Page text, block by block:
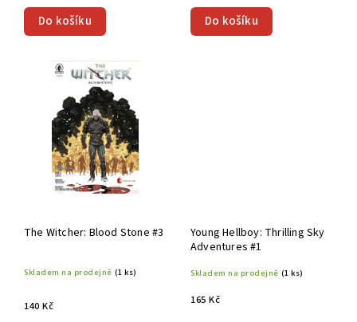
Do košíku Do košíku
The Witcher: Blood Stone #3
Skladem na prodejně (1 ks)
140 Kč
Young Hellboy: Thrilling Sky
Adventures #1
Skladem na prodejně (1 ks)
165 Kč